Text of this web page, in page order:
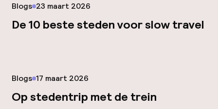
Blogs Gepubliceerd op
23 maart 2026
De 10 beste steden voor slow travel
Blogs Gepubliceerd op
17 maart 2026
Op stedentrip met de trein